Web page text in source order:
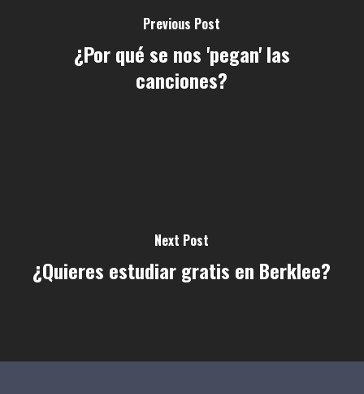
Previous Post
¿Por qué se nos 'pegan' las
canciones?
Next Post
¿Quieres estudiar gratis en Berklee?